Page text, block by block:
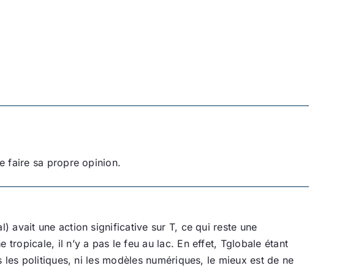
faire sa propre opinion.
avait une action significative sur T, ce qui reste une
tropicale, il n’y a pas le feu au lac. En effet, Tglobale étant
politiques, ni les modèles numériques, le mieux est de ne